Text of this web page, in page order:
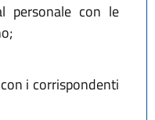
personale con le
i corrispondenti